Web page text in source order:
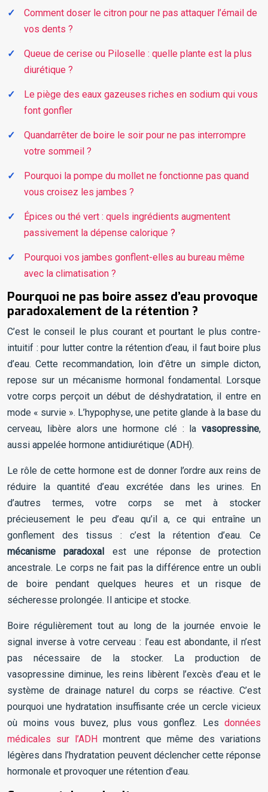
Comment doser le citron pour ne pas attaquer l’émail de
vos dents ?
Queue de cerise ou Piloselle : quelle plante est la plus
diurétique ?
Le piège des eaux gazeuses riches en sodium qui vous
font gonfler
Quandarrêter de boire le soir pour ne pas interrompre
votre sommeil ?
Pourquoi la pompe du mollet ne fonctionne pas quand
vous croisez les jambes ?
Épices ou thé vert : quels ingrédients augmentent
passivement la dépense calorique ?
Pourquoi vos jambes gonflent-elles au bureau même
avec la climatisation ?
Pourquoi ne pas boire assez d’eau provoque
paradoxalement de la rétention ?
C’est le conseil le plus courant et pourtant le plus contre-
intuitif : pour lutter contre la rétention d’eau, il faut boire plus
d’eau. Cette recommandation, loin d’être un simple dicton,
repose sur un mécanisme hormonal fondamental. Lorsque
votre corps perçoit un début de déshydratation, il entre en
mode « survie ». L’hypophyse, une petite glande à la base du
cerveau, libère alors une hormone clé : la vasopressine,
aussi appelée hormone antidiurétique (ADH).
Le rôle de cette hormone est de donner l’ordre aux reins de
réduire la quantité d’eau excrétée dans les urines. En
d’autres termes, votre corps se met à stocker
précieusement le peu d’eau qu’il a, ce qui entraîne un
gonflement des tissus : c’est la rétention d’eau. Ce
mécanisme paradoxal est une réponse de protection
ancestrale. Le corps ne fait pas la différence entre un oubli
de boire pendant quelques heures et un risque de
sécheresse prolongée. Il anticipe et stocke.
Boire régulièrement tout au long de la journée envoie le
signal inverse à votre cerveau : l’eau est abondante, il n’est
pas nécessaire de la stocker. La production de
vasopressine diminue, les reins libèrent l’excès d’eau et le
système de drainage naturel du corps se réactive. C’est
pourquoi une hydratation insuffisante crée un cercle vicieux
où moins vous buvez, plus vous gonflez. Les données
médicales sur l’ADH montrent que même des variations
légères dans l’hydratation peuvent déclencher cette réponse
hormonale et provoquer une rétention d’eau.